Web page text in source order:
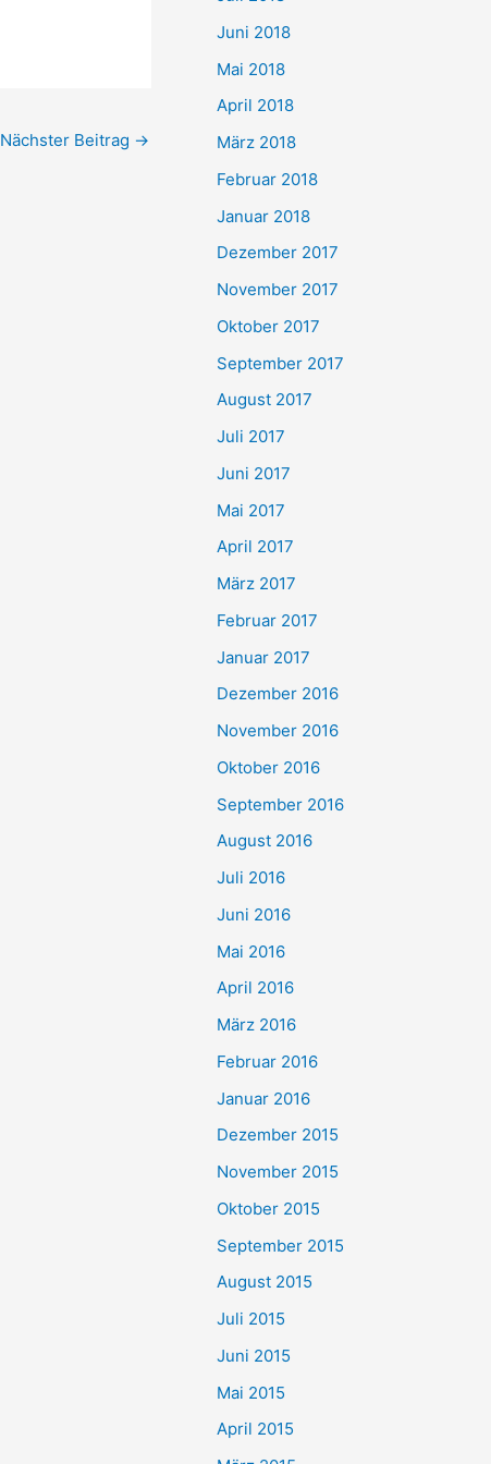
Nächster Beitrag →
Juni 2018
Mai 2018
April 2018
März 2018
Februar 2018
Januar 2018
Dezember 2017
November 2017
Oktober 2017
September 2017
August 2017
Juli 2017
Juni 2017
Mai 2017
April 2017
März 2017
Februar 2017
Januar 2017
Dezember 2016
November 2016
Oktober 2016
September 2016
August 2016
Juli 2016
Juni 2016
Mai 2016
April 2016
März 2016
Februar 2016
Januar 2016
Dezember 2015
November 2015
Oktober 2015
September 2015
August 2015
Juli 2015
Juni 2015
Mai 2015
April 2015